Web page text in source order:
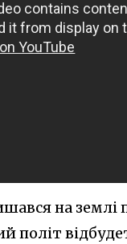
на землі
політ